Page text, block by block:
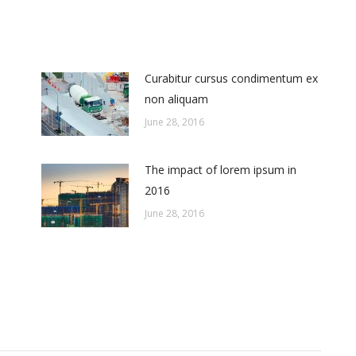
Curabitur cursus condimentum ex
non aliquam
June 28, 2016
The impact of lorem ipsum in
2016
June 28, 2016